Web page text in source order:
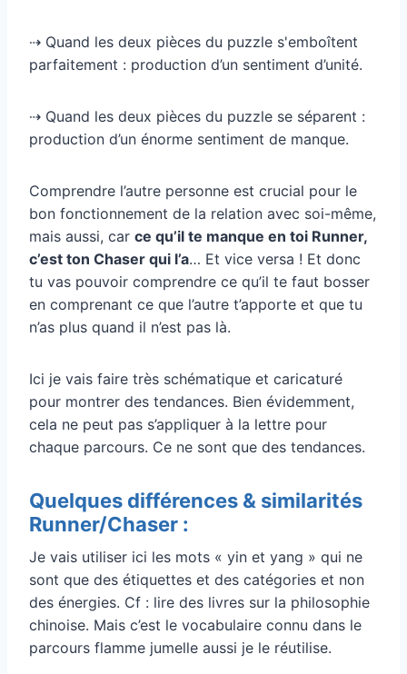
⇢ Quand les deux pièces du puzzle s'emboîtent
parfaitement : production d’un sentiment d’unité.
⇢ Quand les deux pièces du puzzle se séparent :
production d’un énorme sentiment de manque.
Comprendre l’autre personne est crucial pour le
bon fonctionnement de la relation avec soi-même,
mais aussi, car ce qu’il te manque en toi Runner,
c’est ton Chaser qui l’a… Et vice versa ! Et donc
tu vas pouvoir comprendre ce qu’il te faut bosser
en comprenant ce que l’autre t’apporte et que tu
n’as plus quand il n’est pas là.
Ici je vais faire très schématique et caricaturé
pour montrer des tendances. Bien évidemment,
cela ne peut pas s’appliquer à la lettre pour
chaque parcours. Ce ne sont que des tendances.
Quelques différences & similarités
Runner/Chaser :
Je vais utiliser ici les mots « yin et yang » qui ne
sont que des étiquettes et des catégories et non
des énergies. Cf : lire des livres sur la philosophie
chinoise. Mais c’est le vocabulaire connu dans le
parcours flamme jumelle aussi je le réutilise.